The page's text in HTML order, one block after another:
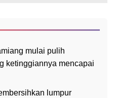
mulai pulih
ketinggiannya mencapai
lumpur